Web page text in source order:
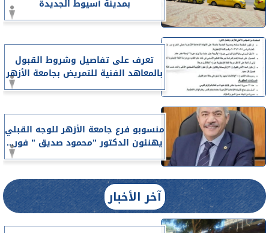
بمدينة أسيوط الجديدة
تعرف على تفاصيل وشروط القبول
بالمعاهد الفنية للتمريض بجامعة الأزهر
منسوبو فرع جامعة الأزهر للوجه القبلي
يهنئون الدكتور ”محمود صديق ” فور...
آخر الأخبار